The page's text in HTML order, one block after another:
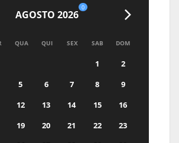
AGOSTO 2026
0
QUA QUI SEX SAB DOM
1
2
5 6 7 8
9
12 13 14 15
16
19 20 21 22
23